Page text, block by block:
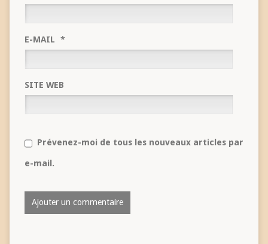
E-MAIL *
SITE WEB
Prévenez-moi de tous les nouveaux articles par
e-mail.